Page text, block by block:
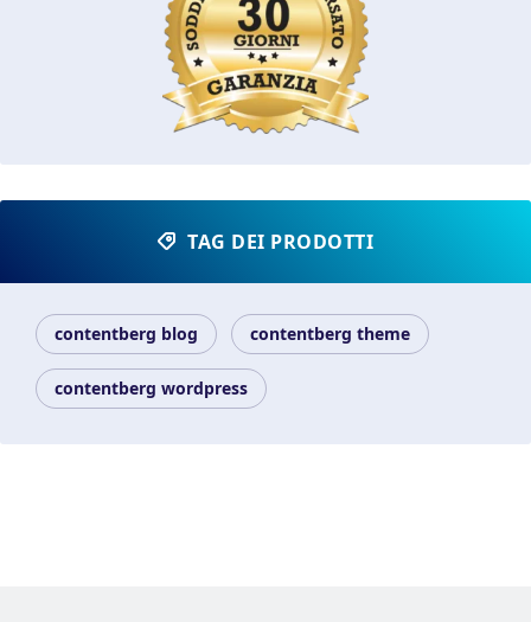
TAG DEI PRODOTTI
contentberg blog contentberg theme
contentberg wordpress